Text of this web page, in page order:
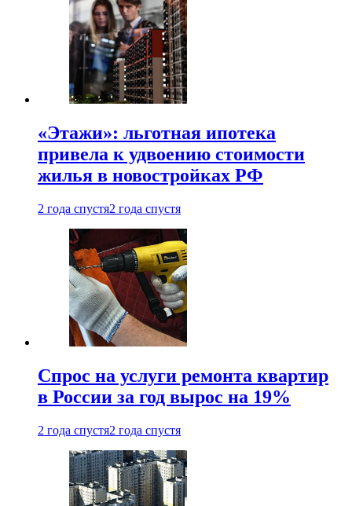
«Этажи»: льготная ипотека
привела к удвоению стоимости
жилья в новостройках РФ
2 года спустя2 года спустя
Спрос на услуги ремонта квартир
в России за год вырос на 19%
2 года спустя2 года спустя